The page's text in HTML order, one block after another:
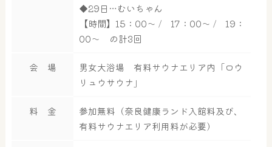
屋内レジャープール グルメ
◆29日…むいちゃん
【時間】15：00～ / 17：00～ / 19：
00～ の計3回
会 場
男女大浴場 有料サウナエリア内「ロウ
リュウサウナ」
料 金
参加無料（奈良健康ランド入館料及び、
有料サウナエリア利用料が必要）